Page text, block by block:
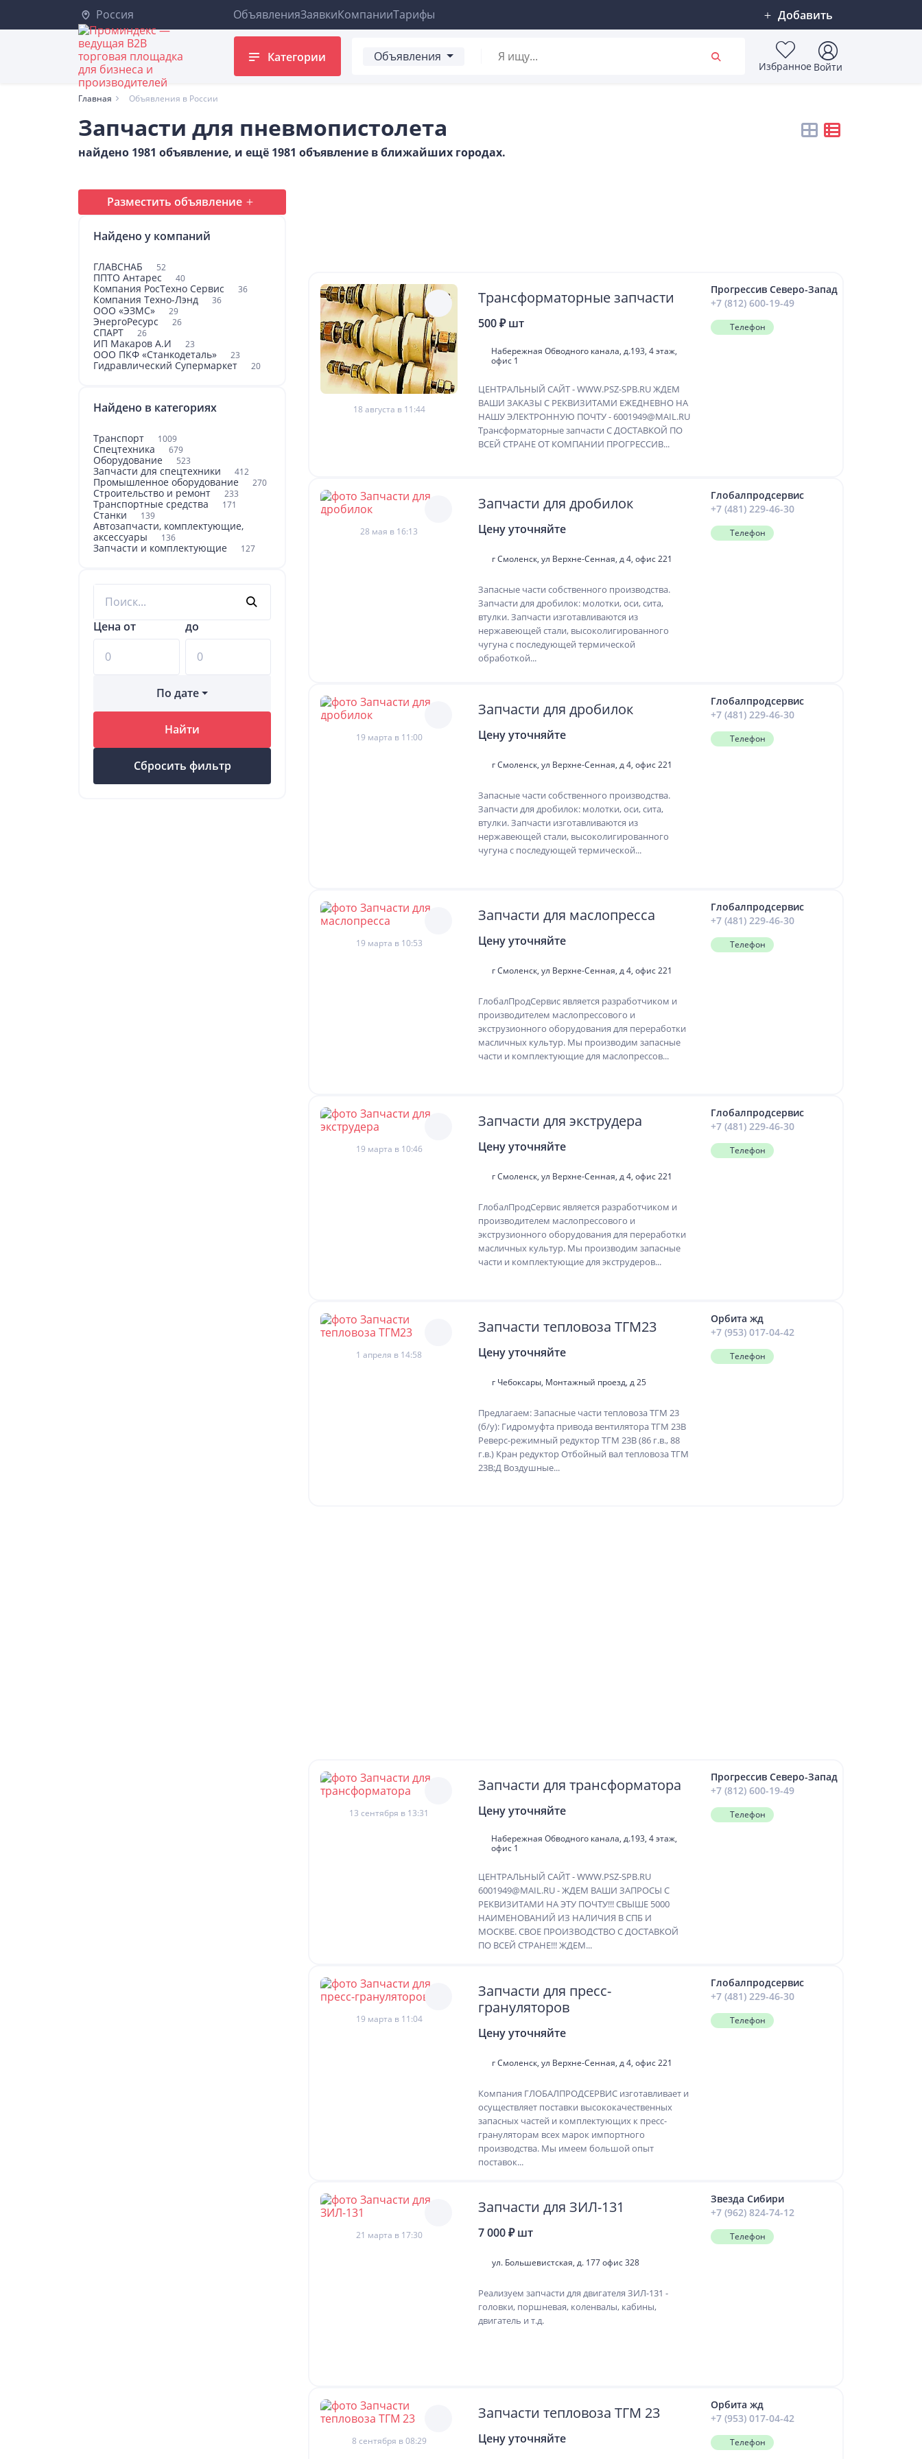
Россия ОбъявленияЗаявкиКомпанииТарифы Добавить
Категории Объявления
Избранное Войти
Главная Объявления в России
Запчасти для пневмопистолета
найдено 1981 объявление, и ещё 1981 объявление в ближайших городах.
Разместить объявление
Найдено у компаний
ГЛАВСНАБ 52
ППТО Антарес 40
Компания РосТехно Сервис 36
Компания Техно-Лэнд 36
ООО «ЭЗМС» 29
ЭнергоРесурс 26
СПАРТ 26
ИП Макаров А.И 23
ООО ПКФ «Станкодеталь» 23
Гидравлический Супермаркет 20
Найдено в категориях
Транспорт 1009
Спецтехника 679
Оборудование 523
Запчасти для спецтехники 412
Промышленное оборудование 270
Строительство и ремонт 233
Транспортные средства 171
Станки 139
Автозапчасти, комплектующие,
аксессуары
136
Запчасти и комплектующие 127
Цена от до
По дате
Найти
Сбросить фильтр
18 августа в 11:44
Трансформаторные запчасти
500 ₽ шт
Набережная Обводного канала, д.193, 4 этаж,
офис 1
ЦЕНТРАЛЬНЫЙ САЙТ - WWW.PSZ-SPB.RU ЖДЕМ
ВАШИ ЗАКАЗЫ С РЕКВИЗИТАМИ ЕЖЕДНЕВНО НА
НАШУ ЭЛЕКТРОННУЮ ПОЧТУ - 6001949@MAIL.RU
Трансформаторные запчасти С ДОСТАВКОЙ ПО
ВСЕЙ СТРАНЕ ОТ КОМПАНИИ ПРОГРЕССИВ...
Прогрессив Северо-Запад
+7 (812) 600-19-49
Телефон
28 мая в 16:13
Запчасти для дробилок
Цену уточняйте
г Смоленск, ул Верхне-Сенная, д 4, офис 221
Запасные части собственного производства.
Запчасти для дробилок: молотки, оси, сита,
втулки. Запчасти изготавливаются из
нержавеющей стали, высоколигированного
чугуна с последующей термической
обработкой...
Глобалпродсервис
+7 (481) 229-46-30
Телефон
19 марта в 11:00
Запчасти для дробилок
Цену уточняйте
г Смоленск, ул Верхне-Сенная, д 4, офис 221
Запасные части собственного производства.
Запчасти для дробилок: молотки, оси, сита,
втулки. Запчасти изготавливаются из
нержавеющей стали, высоколигированного
чугуна с последующей термической...
Глобалпродсервис
+7 (481) 229-46-30
Телефон
19 марта в 10:53
Запчасти для маслопресса
Цену уточняйте
г Смоленск, ул Верхне-Сенная, д 4, офис 221
ГлобалПродСервис является разработчиком и
производителем маслопрессового и
экструзионного оборудования для переработки
масличных культур. Мы производим запасные
части и комплектующие для маслопрессов...
Глобалпродсервис
+7 (481) 229-46-30
Телефон
19 марта в 10:46
Запчасти для экструдера
Цену уточняйте
г Смоленск, ул Верхне-Сенная, д 4, офис 221
ГлобалПродСервис является разработчиком и
производителем маслопрессового и
экструзионного оборудования для переработки
масличных культур. Мы производим запасные
части и комплектующие для экструдеров...
Глобалпродсервис
+7 (481) 229-46-30
Телефон
1 апреля в 14:58
Запчасти тепловоза ТГМ23
Цену уточняйте
г Чебоксары, Монтажный проезд, д 25
Предлагаем: Запасные части тепловоза ТГМ 23
(б/у): Гидромуфта привода вентилятора ТГМ 23В
Реверс-режимный редуктор ТГМ 23В (86 г.в., 88
г.в.) Кран редуктор Отбойный вал тепловоза ТГМ
23В;Д Воздушные...
Орбита жд
+7 (953) 017-04-42
Телефон
13 сентября в 13:31
Запчасти для трансформатора
Цену уточняйте
Набережная Обводного канала, д.193, 4 этаж,
офис 1
ЦЕНТРАЛЬНЫЙ САЙТ - WWW.PSZ-SPB.RU
6001949@MAIL.RU - ЖДЕМ ВАШИ ЗАПРОСЫ С
РЕКВИЗИТАМИ НА ЭТУ ПОЧТУ!!! СВЫШЕ 5000
НАИМЕНОВАНИЙ ИЗ НАЛИЧИЯ В СПБ И
МОСКВЕ. СВОЕ ПРОИЗВОДСТВО С ДОСТАВКОЙ
ПО ВСЕЙ СТРАНЕ!!! ЖДЕМ...
Прогрессив Северо-Запад
+7 (812) 600-19-49
Телефон
19 марта в 11:04
Запчасти для пресс-
грануляторов
Цену уточняйте
г Смоленск, ул Верхне-Сенная, д 4, офис 221
Компания ГЛОБАЛПРОДСЕРВИС изготавливает и
осуществляет поставки высококачественных
запасных частей и комплектующих к пресс-
грануляторам всех марок импортного
производства. Мы имеем большой опыт
поставок...
Глобалпродсервис
+7 (481) 229-46-30
Телефон
21 марта в 17:30
Запчасти для ЗИЛ-131
7 000 ₽ шт
ул. Большевистская, д. 177 офис 328
Реализуем запчасти для двигателя ЗИЛ-131 -
головки, поршневая, коленвалы, кабины,
двигатель и т.д.
Звезда Сибири
+7 (962) 824-74-12
Телефон
8 сентября в 08:29
Запчасти тепловоза ТГМ 23
Цену уточняйте
Орбита жд
+7 (953) 017-04-42
Телефон